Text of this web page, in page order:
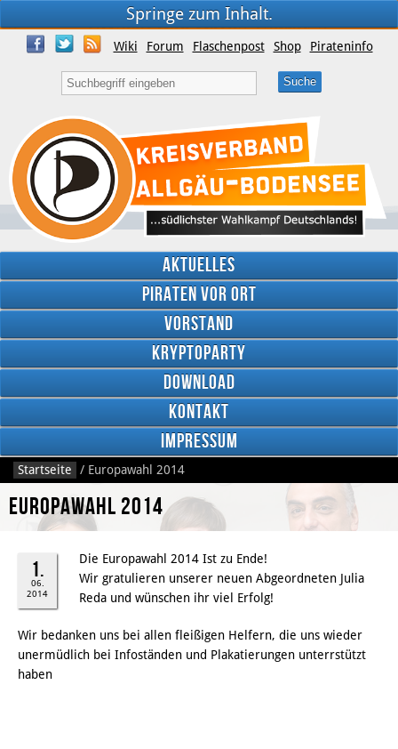
Springe zum Inhalt.
Facebook
RSS
Feed
Wiki Forum Flaschenpost Shop Pirateninfo
Aktuelles
Piraten vor Ort
Vorstand
Kryptoparty
Download
Kontakt
Impressum
Startseite / Europawahl 2014
Europawahl 2014
1.
06.
2014
Die Europawahl 2014 Ist zu Ende!
Wir gratulieren unserer neuen Abgeordneten Julia
Reda und wünschen ihr viel Erfolg!
Wir bedanken uns bei allen fleißigen Helfern, die uns wieder
unermüdlich bei Infoständen und Plakatierungen unterrstützt
haben